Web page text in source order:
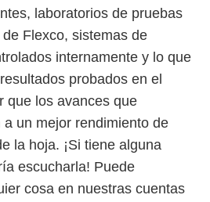
laboratorios de pruebas
Flexco, sistemas de
internamente y lo que
probados en el
que los avances que
a un mejor rendimiento de
la hoja. ¡Si tiene alguna
escucharla! Puede
cosa en nuestras cuentas